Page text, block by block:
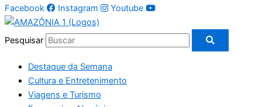
Facebook
Instagram Youtube
Pesquisar
Destaque da Semana
Cultura e Entretenimento
Viagens e Turismo